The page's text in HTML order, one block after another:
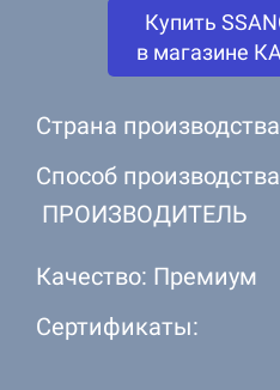
Купить
в магазине
Страна
Способ
ПРОИЗВОДИТЕЛЬ
Качество: Премиум
Сертификаты: